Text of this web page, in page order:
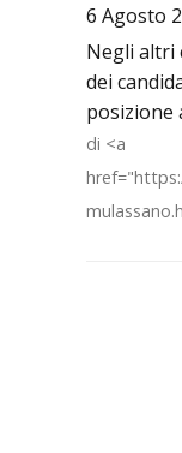
6 Agosto
Negli altri
dei
posizione
di <a